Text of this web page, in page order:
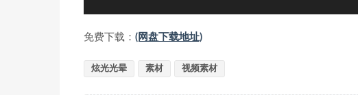
免费下载： (网盘下载地址)
炫光光晕 素材 视频素材